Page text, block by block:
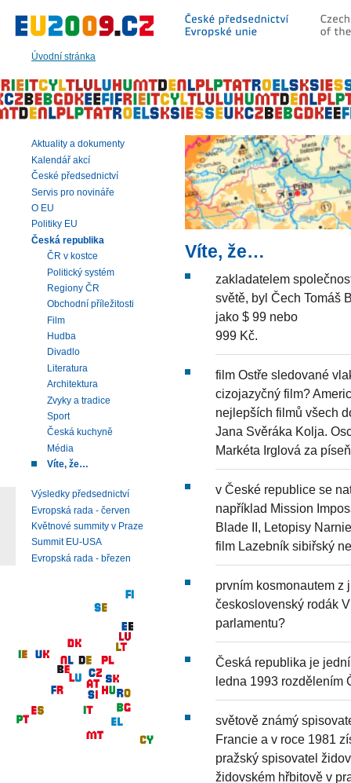
Úvodní stránka
hlavní
|
navigaci
|
vyhledávání
Víte, že…
zakladatelem
světě, byl Čech Tomáš
jako $ 99 nebo
999 Kč.
film Ostře sledované
cizojazyčný film?
nejlepších filmů všech
Jana Svěráka Kolja.
Markéta Irglová za
v České republice se
například Mission
Blade II, Letopisy
film Lazebník sibiřský
prvním kosmonautem z
československý rodák
parlamentu?
Česká republika je
ledna 1993 rozdělením
světově známý
Francie a v roce 1981
pražský spisovatel
židovském hřbitově v
Aktuality a dokumenty
Kalendář akcí
České předsednictví
Servis pro novináře
O EU
Politiky EU
Česká republika
ČR v kostce
Politický systém
Regiony ČR
Obchodní příležitosti
Film
Hudba
Divadlo
Literatura
Architektura
Zvyky a tradice
Sport
Česká kuchyně
Média
Víte, že…
Výsledky předsednictví
Evropská rada - červen
Květnové summity v Praze
Summit EU-USA
Evropská rada - březen